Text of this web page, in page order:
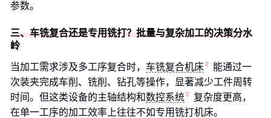
参数。
三、车铣复合还是专用铣打？批量与复杂加工的决策分水
岭
当加工需求涉及多工序复合时， 车铣复合机床
能通过一
次装夹完成车削、铣削、钻孔等操作，显著减少工件周转
时间。但这类设备的主轴结构和数控系统
复杂度更高，
在单一工序的加工效率上往往不如专用铣打机床。